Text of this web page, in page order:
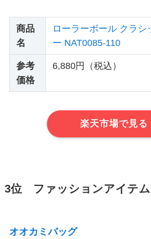
商品
名
ローラーボール クラシ
ー NAT0085-110
参考
価格
6,880円（税込）
楽天市場で見る
3位 ファッションアイテム
オオカミバッグ